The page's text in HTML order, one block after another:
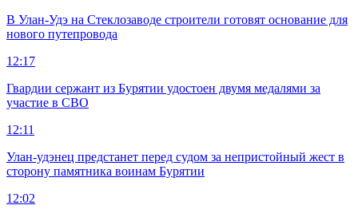
В Улан-Удэ на Стеклозаводе строители готовят основание для
нового путепровода
12:17
Гвардии сержант из Бурятии удостоен двумя медалями за
участие в СВО
12:11
Улан-удэнец предстанет перед судом за непристойный жест в
сторону памятника воинам Бурятии
12:02